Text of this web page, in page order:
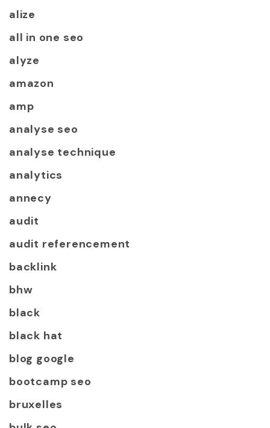
alize
all in one seo
alyze
amazon
amp
analyse seo
analyse technique
analytics
annecy
audit
audit referencement
backlink
bhw
black
black hat
blog google
bootcamp seo
bruxelles